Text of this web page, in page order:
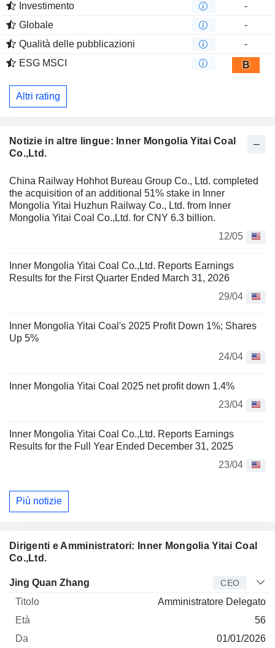
Notizie in altre lingue: Inner Mongolia Yitai Coal
Co.,Ltd.
China Railway Hohhot Bureau Group Co., Ltd. completed
the acquisition of an additional 51% stake in Inner
Mongolia Yitai Huzhun Railway Co., Ltd. from Inner
Mongolia Yitai Coal Co.,Ltd. for CNY 6.3 billion.
12/05
Inner Mongolia Yitai Coal Co.,Ltd. Reports Earnings
Results for the First Quarter Ended March 31, 2026
29/04
Inner Mongolia Yitai Coal's 2025 Profit Down 1%; Shares
Up 5%
24/04
Inner Mongolia Yitai Coal 2025 net profit down 1.4%
23/04
Inner Mongolia Yitai Coal Co.,Ltd. Reports Earnings
Results for the Full Year Ended December 31, 2025
23/04
Più notizie
Dirigenti e Amministratori: Inner Mongolia Yitai Coal
Co.,Ltd.
Manager Titolo Età
Jing Quan Zhang CEO
Amministratore Delegato
56
01/01/2026
Investimento
-
Globale
-
Qualità delle pubblicazioni
-
ESG MSCI
B
Altri rating